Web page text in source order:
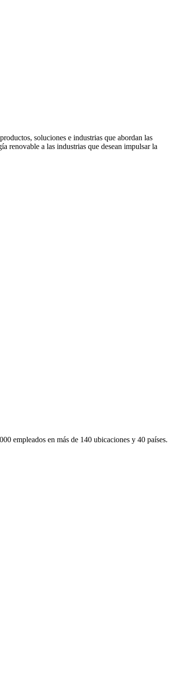
soluciones e industrias que abordan las
renovable a las industrias que desean impulsar la
empleados en más de 140 ubicaciones y 40 países.